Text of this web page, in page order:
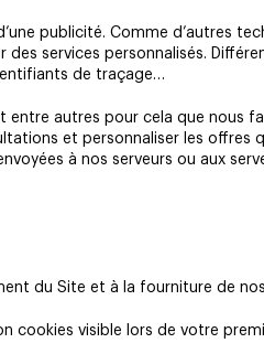
publicité. Comme d’autres
services personnalisés.
de traçage…
autres pour cela que nous
et personnaliser les offres
à nos serveurs ou aux
du Site et à la fourniture de
cookies visible lors de votre